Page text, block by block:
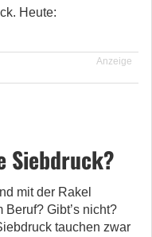
Heute:
Anzeige
Siebdruck?
mit der Rakel
Gibt’s nicht?
tauchen zwar